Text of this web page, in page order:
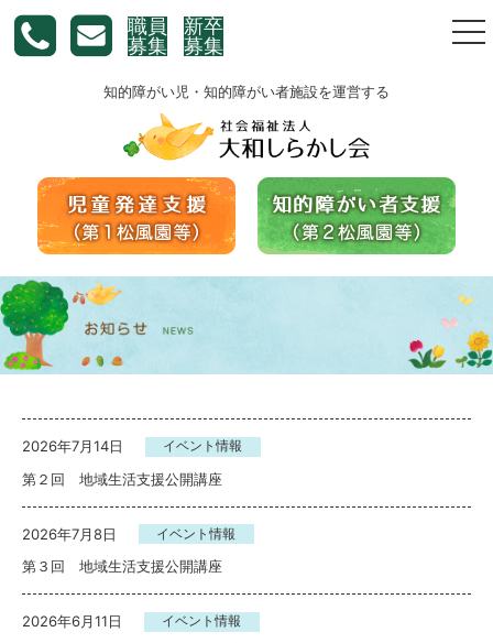
職員
募集
新卒
募集
知的障がい児・知的障がい者施設を運営する
2026年7月14日 イベント情報
第２回 地域生活支援公開講座
2026年7月8日 イベント情報
第３回 地域生活支援公開講座
2026年6月11日 イベント情報